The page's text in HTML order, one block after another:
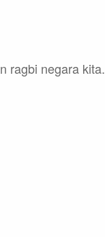
ragbi negara kita.